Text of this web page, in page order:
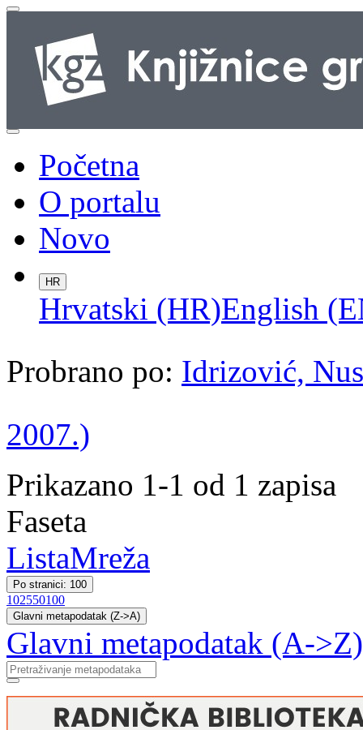
Početna
O portalu
Novo
HR
Hrvatski (HR)English
Probrano po: Idrizović,
2007.)
Prikazano 1-1 od 1 zapisa
Faseta
ListaMreža
Po stranici: 100
102550100
Glavni metapodatak (Z->A)
Glavni metapodatak (A->Z)